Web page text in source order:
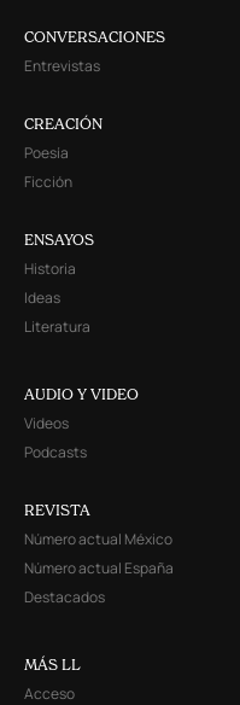
CONVERSACIONES
Entrevistas
CREACIÓN
Poesía
Ficción
ENSAYOS
Historia
Ideas
Literatura
AUDIO Y VIDEO
Videos
Podcasts
REVISTA
Número actual México
Número actual España
Destacados
MÁS LL
Acceso